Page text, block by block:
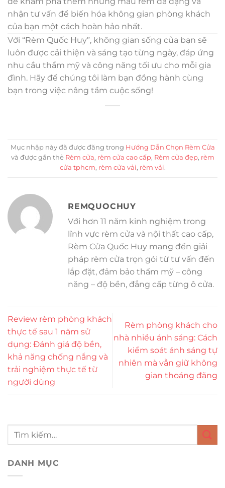
nhận tư vấn để biến hóa không gian phòng khách
của bạn một cách hoàn hảo nhất.
Với “Rèm Quốc Huy”, không gian sống của bạn sẽ
luôn được cải thiện và sáng tạo từng ngày, đáp ứng
nhu cầu thẩm mỹ và công năng tối ưu cho mỗi gia
đình. Hãy để chúng tôi làm bạn đồng hành cùng
bạn trong việc nâng tầm cuộc sống!
Mục nhập này đã được đăng trong Hướng Dẫn Chọn Rèm Cửa
và được gắn thẻ Rèm cửa, rèm cửa cao cấp, Rèm cửa đẹp, rèm
cửa tphcm, rèm cửa vải, rèm vải.
REMQUOCHUY
Với hơn 11 năm kinh nghiệm trong
lĩnh vực rèm cửa và nội thất cao cấp,
Rèm Cửa Quốc Huy mang đến giải
pháp rèm cửa trọn gói từ tư vấn đến
lắp đặt, đảm bảo thẩm mỹ – công
năng – độ bền, đẳng cấp từng ô cửa.
Review rèm phòng khách
thực tế sau 1 năm sử
dụng: Đánh giá độ bền,
khả năng chống nắng và
trải nghiệm thực tế từ
người dùng
Rèm phòng khách cho
nhà nhiều ánh sáng: Cách
kiểm soát ánh sáng tự
nhiên mà vẫn giữ không
gian thoáng đãng
DANH MỤC